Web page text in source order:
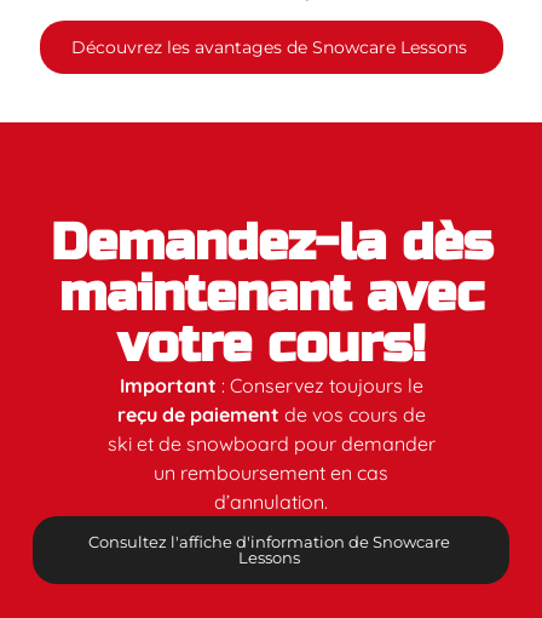
Découvrez les avantages de Snowcare Lessons
Demandez-la dès
maintenant avec
votre cours!
Important : Conservez toujours le
reçu de paiement de vos cours de
ski et de snowboard pour demander
un remboursement en cas
d’annulation.
Consultez l'affiche d'information de Snowcare
Lessons